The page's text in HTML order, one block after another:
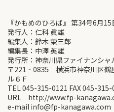
『かもめのひろば』 第34号6月
発行人：仁科 眞雄
編集人：鈴木 榮三郎
編集長：中澤 英雄
発行所：神奈川県ファイナンシ
〒221‐0835 横浜市神奈川区鶴
ル６Ｆ
TEL 045-315-0121 FAX 045-315-
URL http://www.fp-
e-mail info@fp-kanagawa.com